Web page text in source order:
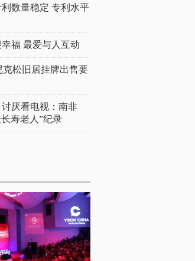
数量稳定 专利水平
福 最爱与人互动
克松旧居挂牌出售要
厌看电视：南非
寿老人”纪录